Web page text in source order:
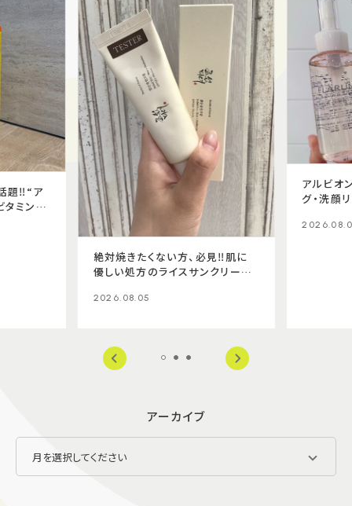
題‼️“ア
タミンC
絶対焼きたくない方、必見‼️肌に
優しい処方のライスサンクリーム
2026.08.05
アルビオ
グ・洗顔
アーカイブ